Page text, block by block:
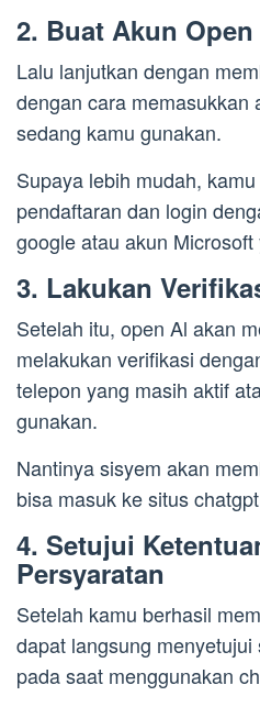
2. Buat Akun Open
Lalu lanjutkan dengan
dengan cara memasukkan
sedang kamu gunakan.
Supaya lebih mudah,
pendaftaran dan login
google atau akun
3. Lakukan
Setelah itu, open Al akan
melakukan verifikasi
telepon yang masih aktif
gunakan.
Nantinya sisyem akan
bisa masuk ke situs
4. Setujui
Persyaratan
Setelah kamu berhasil
dapat langsung
pada saat menggunakan